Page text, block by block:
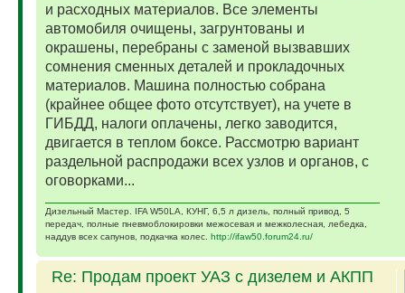
и расходных материалов. Все элементы
автомобиля очищены, загрунтованы и
окрашены, перебраны с заменой вызвавших
сомнения сменных деталей и прокладочных
материалов. Машина полностью собрана
(крайнее общее фото отсутствует), на учете в
ГИБДД, налоги оплачены, легко заводится,
двигается в теплом боксе. Рассмотрю вариант
раздельной распродажи всех узлов и органов, с
оговорками...
Дизельный Мастер. IFA W50LA, КУНГ, 6,5 л дизель, полный привод, 5
передач, полные пневмоблокировки межосевая и межколесная, лебедка,
наддув всех сапунов, подкачка колес. http://ifaw50.forum24.ru/
Re: Продам проект УАЗ с дизелем и АКПП